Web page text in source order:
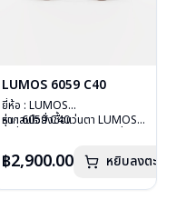
LUMOS 6059 C40
ยี่ห้อ : LUMOS
รุ่น : 6059 C40
บานพับ : ไม่มีสปริง
อุปกรณ์ : กล่องแว่น , ผ้าเช็ดแว่น
หากสนใจสั่งชื้อแว่นตา LUMOS
฿2,900.00 หยิบลงตะกร้า